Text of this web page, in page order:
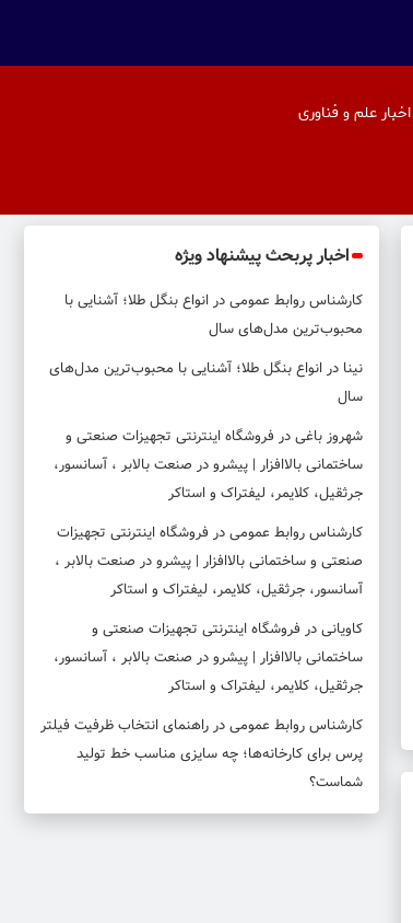
اخبار علم و فناوری
اخبار پربحث پیشنهاد ویژه
کارشناس روابط عمومیدر انواع بنگل طلا؛ آشنایی با
محبوب‌ترین مدل‌های سال
نینا در انواع بنگل طلا؛ آشنایی با محبوب‌ترین مدل‌های
سال
شهروز باغیدر فروشگاه اینترنتی تجهیزات صنعتی و
ساختمانی بالاافزار | پیشرو در صنعت بالابر ، آسانسور،
جرثقیل، کلایمر، لیفتراک و استاکر
کارشناس روابط عمومیدر فروشگاه اینترنتی تجهیزات
صنعتی و ساختمانی بالاافزار | پیشرو در صنعت بالابر ،
آسانسور، جرثقیل، کلایمر، لیفتراک و استاکر
کاویانیدر فروشگاه اینترنتی تجهیزات صنعتی و
ساختمانی بالاافزار | پیشرو در صنعت بالابر ، آسانسور،
جرثقیل، کلایمر، لیفتراک و استاکر
کارشناس روابط عمومیدر راهنمای انتخاب ظرفیت فیلتر
پرس برای کارخانه‌ها؛ چه سایزی مناسب خط تولید
شماست؟